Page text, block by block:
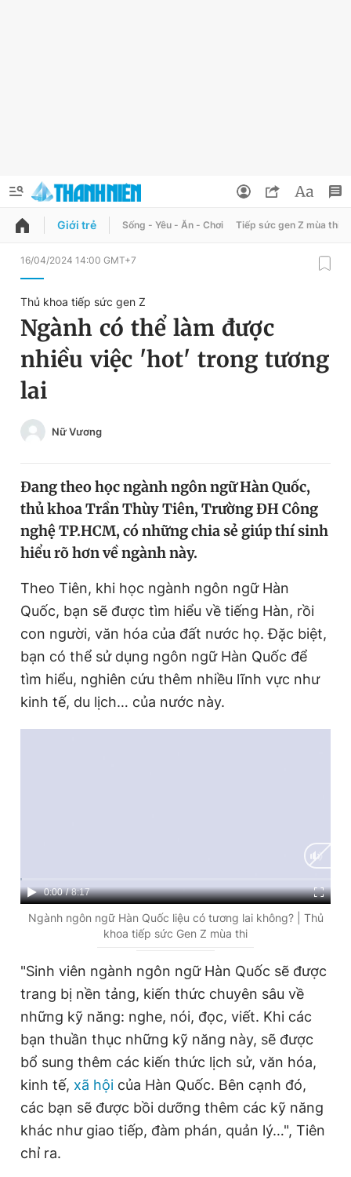
QUẢNG CÁO
Chuyên mục
Video Magazine
Sản phẩm khác
Tiện ích Bạn cần biết
Thông tin tòa soạn Liên hệ quảng cáo
Hotline
0906 645 777
Liên hệ quảng cáo
0908 780 404
Tổng biên tập: Nguyễn Ngọc Toàn
Phó tổng biên tập thường trực: Hải Thành
Phó tổng biên tập: Lâm Hiếu Dũng
Phó tổng biên tập: Trần Việt Hưng
Tổng thư ký tòa soạn: Đức Trung
Giấy phép xuất bản số 110/GP - BTTTT cấp ngày 24.3.2020
© 2003-2026 Bản quyền thuộc về Báo Thanh Niên. Cấm sao
bản. Phát triển bởi ePi Technologies, JSC.
Đổi mật khẩu
Tin đã lưu
Đăng xuất
Giới trẻ Sống - Yêu - Ăn - Chơi Tiếp sức gen Z mùa thi
16/04/2024 14:00 GMT+7
Thủ khoa tiếp sức gen Z
Ngành có thể làm được
nhiều việc 'hot' trong tương
lai
Nữ Vương
Đang theo học ngành ngôn ngữ Hàn Quốc,
thủ khoa Trần Thùy Tiên, Trường ĐH Công
nghệ TP.HCM, có những chia sẻ giúp thí sinh
hiểu rõ hơn về ngành này.
Theo Tiên, khi học ngành ngôn ngữ Hàn
Quốc, bạn sẽ được tìm hiểu về tiếng Hàn, rồi
con người, văn hóa của đất nước họ. Đặc biệt,
bạn có thể sử dụng ngôn ngữ Hàn Quốc để
tìm hiểu, nghiên cứu thêm nhiều lĩnh vực như
kinh tế, du lịch… của nước này.
C
u
n
i
m
e
0:00 / D
u
o
8:17
Ngành ngôn ngữ Hàn Quốc liệu có tương lai không? | Thủ
khoa tiếp sức Gen Z mùa thi
"Sinh viên ngành ngôn ngữ Hàn Quốc sẽ được
trang bị nền tảng, kiến thức chuyên sâu về
những kỹ năng: nghe, nói, đọc, viết. Khi các
bạn thuần thục những kỹ năng này, sẽ được
bổ sung thêm các kiến thức lịch sử, văn hóa,
kinh tế, xã hội của Hàn Quốc. Bên cạnh đó,
các bạn sẽ được bồi dưỡng thêm các kỹ năng
khác như giao tiếp, đàm phán, quản lý…", Tiên
chỉ ra.